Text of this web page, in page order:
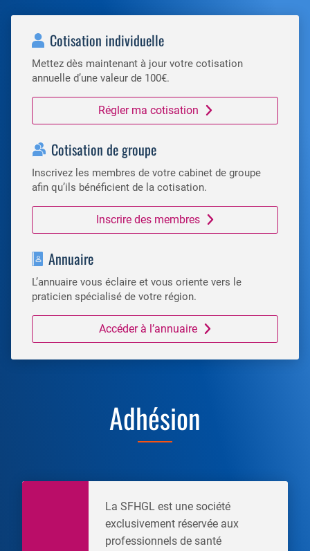
Cotisation individuelle
Mettez dès maintenant à jour votre cotisation
annuelle d’une valeur de 100€.
Régler ma cotisation
Cotisation de groupe
Inscrivez les membres de votre cabinet de groupe
afin qu’ils bénéficient de la cotisation.
Inscrire des membres
Annuaire
L’annuaire vous éclaire et vous oriente vers le
praticien spécialisé de votre région.
Accéder à l’annuaire
Adhésion
La SFHGL est une société
exclusivement réservée aux
professionnels de santé